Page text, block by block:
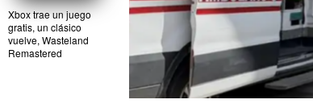
Xbox trae un juego
gratis, un clásico
vuelve, Wasteland
Remastered